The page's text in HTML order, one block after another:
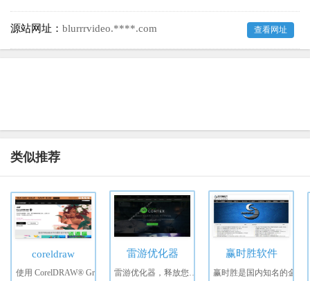
源站网址： blurrrvideo.****.com 查看网址
类似推荐
coreldraw
使用 CorelDRAW® Gra
雷游优化器
雷游优化器，释放您电脑
赢时胜软件
赢时胜是国内知名的金